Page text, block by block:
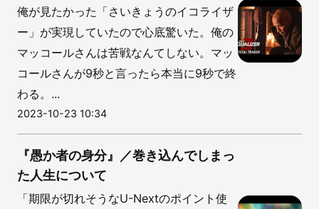
俺が見たかった「さいきょうのイコライザ
ー」が実現していたので心底驚いた。俺の
マッコールさんは苦戦なんてしない。マッ
コールさんが9秒と言ったら本当に9秒で終
わる。...
2023-10-23 10:34
『愚か者の身分』／巻き込んでしまっ
た人生について
「期限が切れそうなU-Nextのポイント使